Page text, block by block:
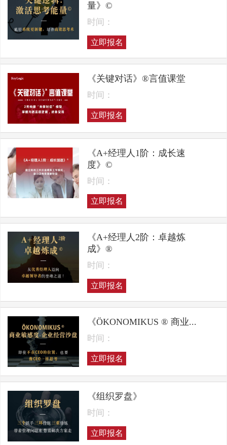
量》©
时间：
立即报名
《关键对话》®言值课堂
时间：
立即报名
《A+经理人1阶：成长速
度》©
时间：
立即报名
《A+经理人2阶：卓越炼
成》®
时间：
立即报名
《ÖKONOMIKUS ® 商业...
时间：
立即报名
《组织罗盘》
时间：
立即报名